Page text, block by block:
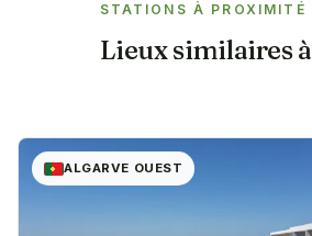
STATIONS À PROXIMITÉ
Lieux similaires à
ALGARVE OUEST